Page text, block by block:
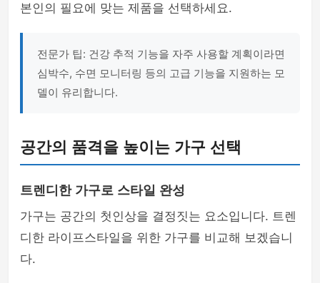
본인의 필요에 맞는 제품을 선택하세요.
전문가 팁: 건강 추적 기능을 자주 사용할 계획이라면
심박수, 수면 모니터링 등의 고급 기능을 지원하는 모
델이 유리합니다.
공간의 품격을 높이는 가구 선택
트렌디한 가구로 스타일 완성
가구는 공간의 첫인상을 결정짓는 요소입니다. 트렌
디한 라이프스타일을 위한 가구를 비교해 보겠습니
다.